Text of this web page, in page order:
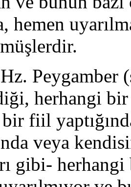
hemen
Peygamber
herhangi
fiil
veya
gibi- herhangi